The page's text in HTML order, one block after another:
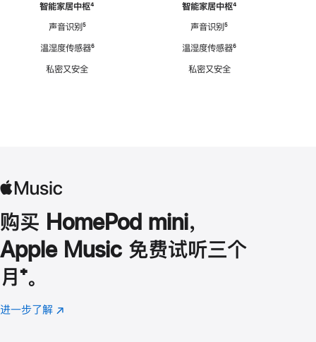
智能家居中枢脚
⁴
声音识别脚
⁵
温湿度传感器脚
⁶
私密又安全
智能家居中枢脚
⁴
声音识别脚
⁵
温湿度传感器脚
⁶
私密又安全
购买 HomePod mini，
Apple Music 免费试听三个
月 脚
注
⁺。
进一步了解 Apple
(在